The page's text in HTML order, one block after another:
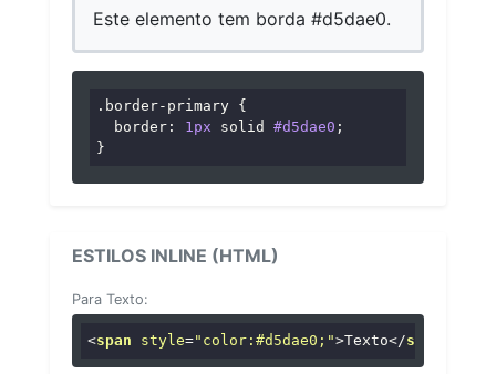
Este elemento tem borda #d5dae0.
.border-primary {
border : 1px solid #d5dae0 ;
}
ESTILOS INLINE (HTML)
Para Texto:
<span style="color:#d5dae0;">Texto</span